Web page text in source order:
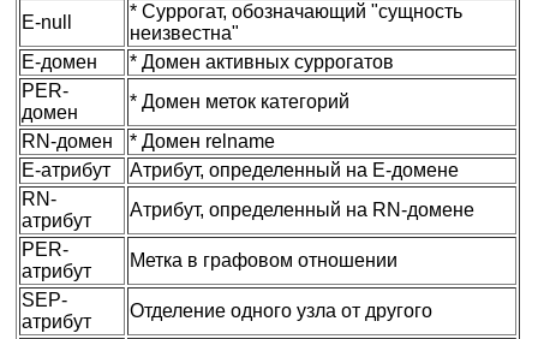
E-null
* Суррогат, обозначающий "сущность
неизвестна"
E-домен
* Домен активных суррогатов
PER-
домен
* Домен меток категорий
RN-домен
* Домен relname
E-атрибут
Атрибут, определенный на E-домене
RN-
атрибут
Атрибут, определенный на RN-домене
PER-
атрибут
Метка в графовом отношении
SEP-
атрибут
Отделение одного узла от другого